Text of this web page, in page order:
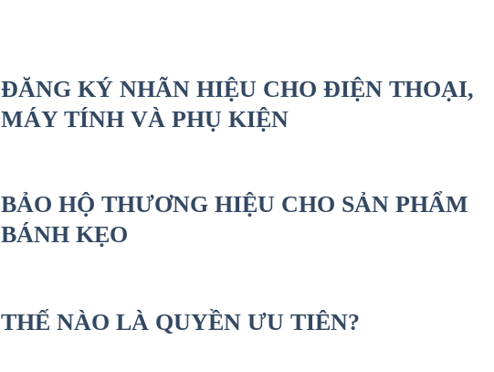
ĐĂNG KÝ NHÃN HIỆU CHO ĐIỆN THOẠI,
MÁY TÍNH VÀ PHỤ KIỆN
BẢO HỘ THƯƠNG HIỆU CHO SẢN PHẨM
BÁNH KẸO
THẾ NÀO LÀ QUYỀN ƯU TIÊN?